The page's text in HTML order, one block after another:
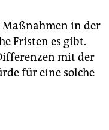
Maßnahmen in der
Fristen es gibt.
mit der
für eine solche